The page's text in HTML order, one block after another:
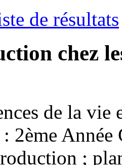
de résultats
chez
2ème Année
;